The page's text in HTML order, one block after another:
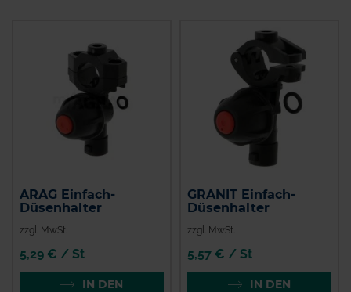
ARAG Einfach-
Düsenhalter
zzgl. MwSt.
5,29 € / St
IN DEN
GRANIT Einfach-
Düsenhalter
zzgl. MwSt.
5,57 € / St
IN DEN